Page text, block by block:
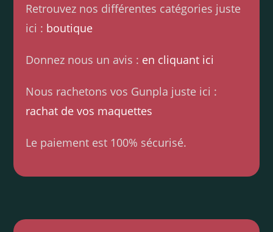
Retrouvez nos différentes catégories juste
ici : boutique
Donnez nous un avis : en cliquant ici
Nous rachetons vos Gunpla juste ici :
rachat de vos maquettes
Le paiement est 100% sécurisé.